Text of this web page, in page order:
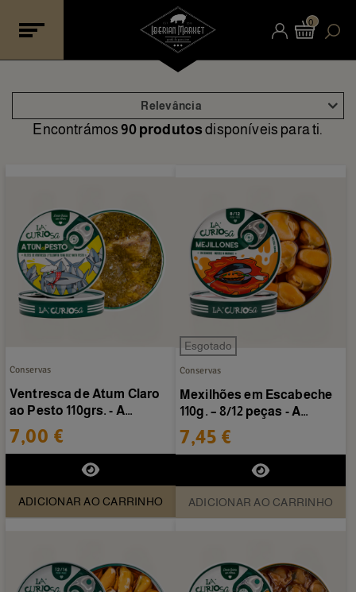
0
Encontrámos90 produtos disponíveis para ti.
Relevância
Conservas
Ventresca de Atum Claro
ao Pesto 110grs. - A
Curiosa
7,00 €
ADICIONAR AO CARRINHO
Esgotado
Conservas
Mexilhões em Escabeche
110g. – 8/12 peças - A
Curiosa
7,45 €
ADICIONAR AO CARRINHO